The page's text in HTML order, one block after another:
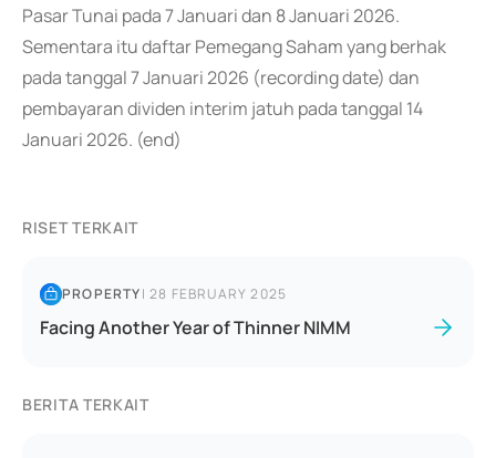
Pasar Tunai pada 7 Januari dan 8 Januari 2026.
Sementara itu daftar Pemegang Saham yang berhak
pada tanggal 7 Januari 2026 (recording date) dan
pembayaran dividen interim jatuh pada tanggal 14
Januari 2026. (end)
RISET TERKAIT
PROPERTY|28 FEBRUARY 2025
Facing Another Year of Thinner NIMM
BERITA TERKAIT